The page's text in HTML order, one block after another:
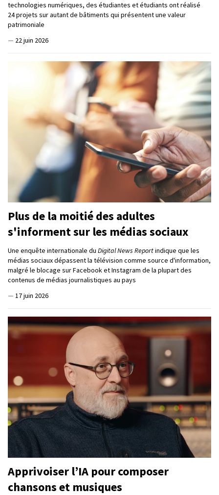
technologies numériques, des étudiantes et étudiants ont réalisé
24 projets sur autant de bâtiments qui présentent une valeur
patrimoniale
— 22 juin 2026
Plus de la moitié des adultes
s'informent sur les médias sociaux
Une enquête internationale du Digital News Reportindique que les
médias sociaux dépassent la télévision comme source d'information,
malgré le blocage sur Facebook et Instagram de la plupart des
contenus de médias journalistiques au pays
— 17 juin 2026
Apprivoiser l’IA pour composer
chansons et musiques